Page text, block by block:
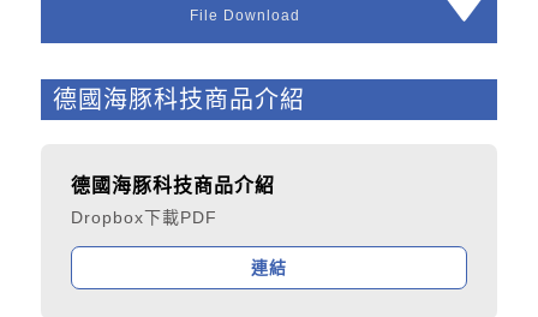
File Download
德國海豚科技商品介紹
德國海豚科技商品介紹
Dropbox下載PDF
連結